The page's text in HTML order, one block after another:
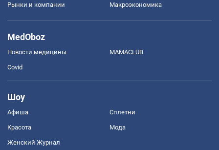
Рынки и компании Mакроэкономика
MedOboz
Новости медицины MAMACLUB
Covid
Шоу
Афиша Сплетни
Красота Мода
Женский Журнал